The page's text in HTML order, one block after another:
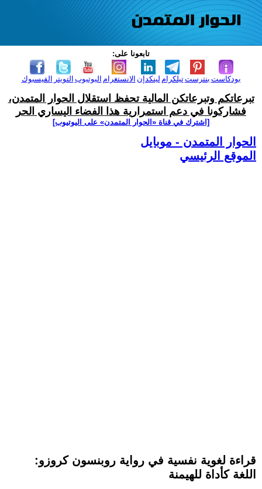
تابعونا على:
الفيسبوك التويتر اليوتيوب الانستغرام لينكدإن تيلكرامبنترست بودكاست
تبرعاتكم وتبرعاتكن المالية تحفظ استقلال الحوار المتمدن،
فشاركونا في دعم استمرارية هذا الفضاء اليساري الحر
[اشترك في قناة ‫«الحوار المتمدن» على اليوتيوب]
الحوار المتمدن - موبايل
الموقع الرئيسي
قراءة لغوية نفسية في رواية روبنسون كروزو:
اللغة كأداة للهيمنة